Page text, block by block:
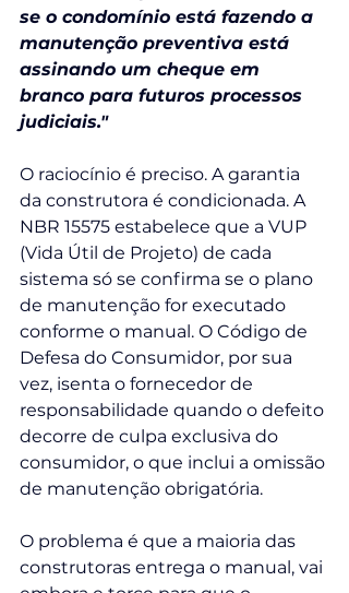
se o condomínio está fazendo a
manutenção preventiva está
assinando um cheque em
branco para futuros processos
judiciais."
O raciocínio é preciso. A garantia
da construtora é condicionada. A
NBR 15575 estabelece que a VUP
(Vida Útil de Projeto) de cada
sistema só se confirma se o plano
de manutenção for executado
conforme o manual. O Código de
Defesa do Consumidor, por sua
vez, isenta o fornecedor de
responsabilidade quando o defeito
decorre de culpa exclusiva do
consumidor, o que inclui a omissão
de manutenção obrigatória.
O problema é que a maioria das
construtoras entrega o manual, vai